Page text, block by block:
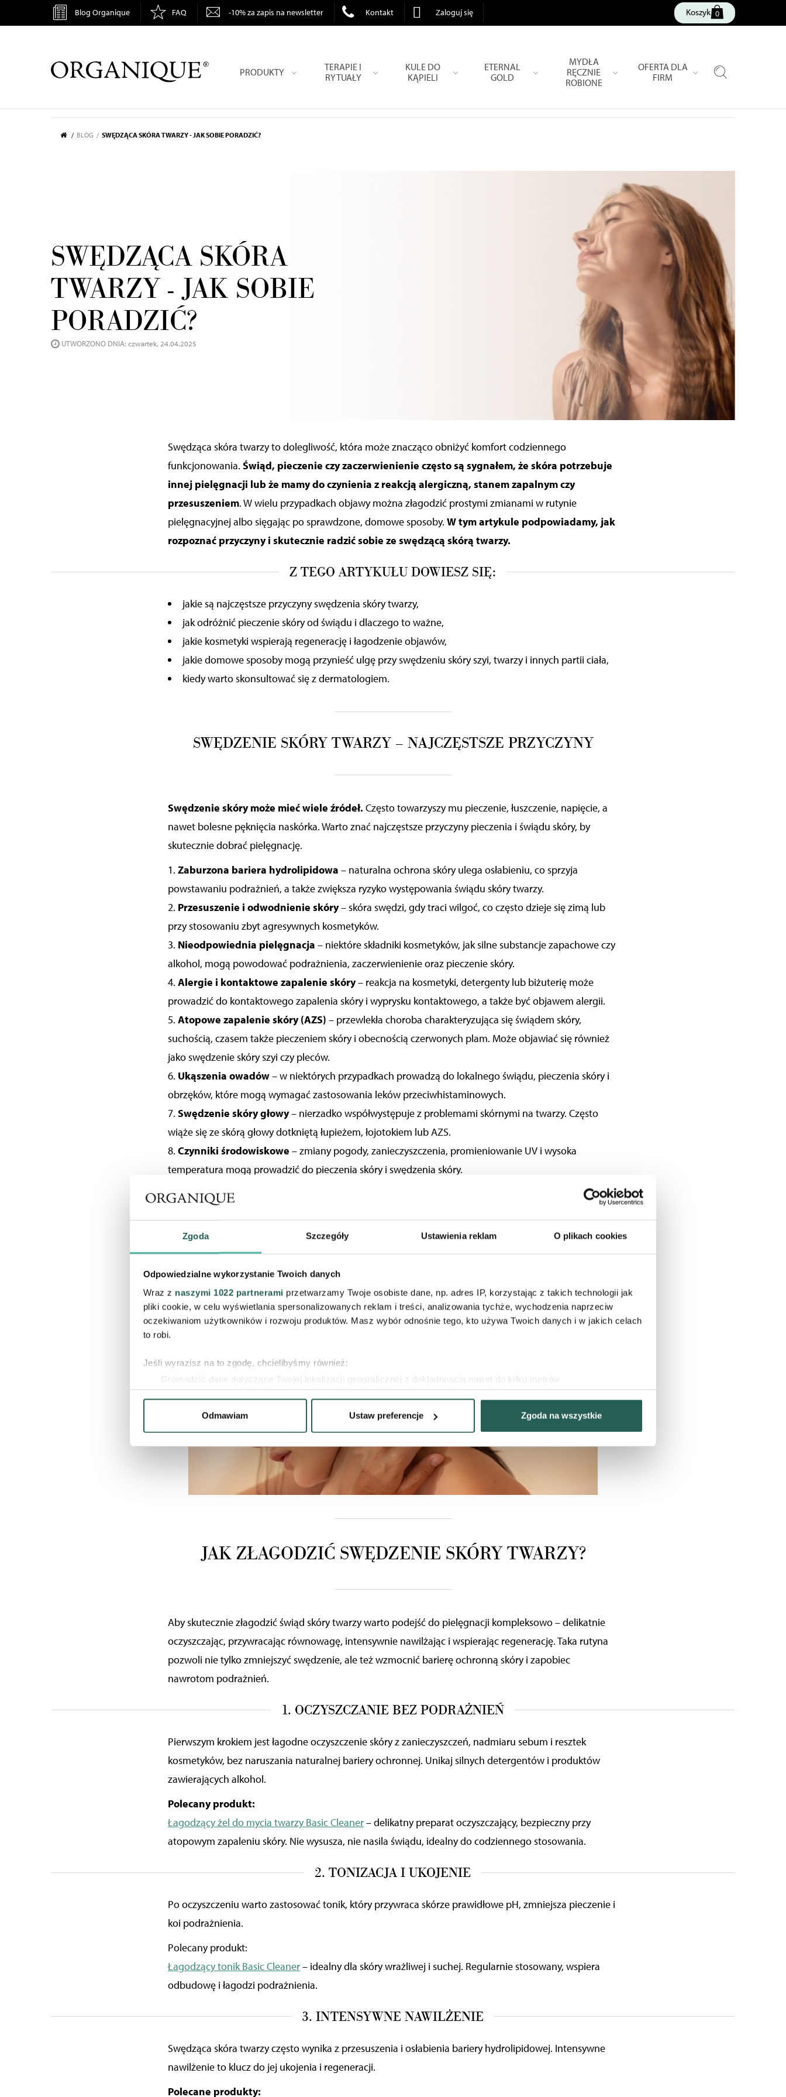
Zgoda Szczegóły Ustawienia reklam O plikach cookies
Odpowiedzialne wykorzystanie Twoich danych
Wraz z naszymi 1022 partnerami przetwarzamy Twoje osobiste dane, np. adres IP, korzystając z takich technologii jak
pliki cookie, w celu wyświetlania spersonalizowanych reklam i treści, analizowania tychże, wychodzenia naprzeciw
oczekiwaniom użytkowników i rozwoju produktów. Masz wybór odnośnie tego, kto używa Twoich danych i w jakich celach
to robi.
Jeśli wyrazisz na to zgodę, chcielibyśmy również:
Gromadzić dane dotyczące Twojej lokalizacji geograficznej z dokładnością nawet do kilku metrów
Identyfikować Twoje urządzenie, aktywnie analizując charakteryzującego je zbiory danych (fingerprinting, czyli
Dowiedz się więcej odnośnie tego, jak Twoje osobiste dane są przetwarzane oraz ustaw własne preferencje w
Wykorzystujemy pliki cookie do wybranych treści i reklam, aby oferować Ci funkcje społecznościowe i analizować ruch w
naszych witrynach. Informacje o tym, jak korzystać z naszej aplikacji, udostępniania społecznościowego, dostępnego w
aplikacji. Partnerzy mogą udostępniać te informacje z innych urządzeń elektrycznych od Ciebie lub uzyskiwanych
Odmawiam Ustaw preferencje Zgoda na wszystkie
Koszyk 0
Blog Organique FAQ -10% za zapis na newsletter Kontakt Zaloguj się
ORGANIQUE PRODUKTY
TERAPIE I
RYTUAŁY
KULE DO
KĄPIELI
ETERNAL
GOLD
MYDŁA
RĘCZNIE
ROBIONE
OFERTA DLA
FIRM
BLOG SWĘDZĄCA SKÓRA TWARZY - JAK SOBIE PORADZIĆ?
SWĘDZĄCA SKÓRA
TWARZY - JAK SOBIE
PORADZIĆ?
UTWORZONO DNIA: czwartek, 24.04.2025
Swędząca skóra twarzy to dolegliwość, która może znacząco obniżyć komfort codziennego
funkcjonowania. Świąd, pieczenie czy zaczerwienienie często są sygnałem, że skóra potrzebuje
innej pielęgnacji lub że mamy do czynienia z reakcją alergiczną, stanem zapalnym czy
przesuszeniem. W wielu przypadkach objawy można złagodzić prostymi zmianami w rutynie
pielęgnacyjnej albo sięgając po sprawdzone, domowe sposoby. W tym artykule podpowiadamy, jak
rozpoznać przyczyny i skutecznie radzić sobie ze swędzącą skórą twarzy.
Z TEGO ARTYKUŁU DOWIESZ SIĘ:
jakie są najczęstsze przyczyny swędzenia skóry twarzy,
jak odróżnić pieczenie skóry od świądu i dlaczego to ważne,
jakie kosmetyki wspierają regenerację i łagodzenie objawów,
jakie domowe sposoby mogą przynieść ulgę przy swędzeniu skóry szyi, twarzy i innych partii ciała,
kiedy warto skonsultować się z dermatologiem.
SWĘDZENIE SKÓRY TWARZY – NAJCZĘSTSZE PRZYCZYNY
Swędzenie skórymoże mieć wiele źródeł. Często towarzyszy mu pieczenie, łuszczenie, napięcie, a
nawet bolesne pęknięcia naskórka. Warto znać najczęstsze przyczyny pieczenia i świądu skóry, by
skutecznie dobrać pielęgnację.
1. Zaburzona bariera hydrolipidowa – naturalna ochrona skóry ulega osłabieniu, co sprzyja
powstawaniu podrażnień, a także zwiększa ryzyko występowania świądu skóry twarzy.
2. Przesuszenie i odwodnienie skóry– skóra swędzi, gdy traci wilgoć, co często dzieje się zimą lub
przy stosowaniu zbyt agresywnych kosmetyków.
3. Nieodpowiednia pielęgnacja – niektóre składniki kosmetyków, jak silne substancje zapachowe czy
alkohol, mogą powodować podrażnienia, zaczerwienienie oraz pieczenie skóry.
4. Alergie i kontaktowe zapalenie skóry– reakcja na kosmetyki, detergenty lub biżuterię może
prowadzić do kontaktowego zapalenia skóry i wyprysku kontaktowego, a także być objawem alergii.
5. Atopowe zapalenie skóry (AZS) – przewlekła choroba charakteryzująca się świądem skóry,
suchością, czasem także pieczeniem skóry i obecnością czerwonych plam. Może objawiać się również
jako swędzenie skóry szyi czy pleców.
6. Ukąszenia owadów– w niektórych przypadkach prowadzą do lokalnego świądu, pieczenia skóry i
obrzęków, które mogą wymagać zastosowania leków przeciwhistaminowych.
7. Swędzenie skóry głowy– nierzadko współwystępuje z problemami skórnymi na twarzy. Często
wiąże się ze skórą głowy dotkniętą łupieżem, łojotokiem lub AZS.
8. Czynniki środowiskowe – zmiany pogody, zanieczyszczenia, promieniowanie UV i wysoka
temperatura mogą prowadzić do pieczenia skóry i swędzenia skóry.
– niektóre z nich objawiają się świądem, np. toczeń czy twardzina.
10. Stres i zmiany hormonalne
JAK ZŁAGODZIĆ SWĘDZENIE SKÓRY TWARZY?
Aby skutecznie złagodzić świąd skóry twarzy warto podejść do pielęgnacji kompleksowo – delikatnie
oczyszczając, przywracając równowagę, intensywnie nawilżając i wspierając regenerację. Taka rutyna
pozwoli nie tylko zmniejszyć swędzenie, ale też wzmocnić barierę ochronną skóry i zapobiec
nawrotom podrażnień.
1. OCZYSZCZANIE BEZ PODRAŻNIEŃ
Pierwszym krokiem jest łagodne oczyszczenie skóry z zanieczyszczeń, nadmiaru sebum i resztek
kosmetyków, bez naruszania naturalnej bariery ochronnej. Unikaj silnych detergentów i produktów
zawierających alkohol.
Polecany produkt:
Łagodzący żel do mycia twarzy Basic Cleaner– delikatny preparat oczyszczający, bezpieczny przy
atopowym zapaleniu skóry. Nie wysusza, nie nasila świądu, idealny do codziennego stosowania.
2. TONIZACJA I UKOJENIE
Po oczyszczeniu warto zastosować tonik, który przywraca skórze prawidłowe pH, zmniejsza pieczenie i
koi podrażnienia.
Polecany produkt:
Łagodzący tonik Basic Cleaner– idealny dla skóry wrażliwej i suchej. Regularnie stosowany, wspiera
odbudowę i łagodzi podrażnienia.
3. INTENSYWNE NAWILŻENIE
Swędząca skóra twarzy często wynika z przesuszenia i osłabienia bariery hydrolipidowej. Intensywne
nawilżenie to klucz do jej ukojenia i regeneracji.
Polecane produkty: